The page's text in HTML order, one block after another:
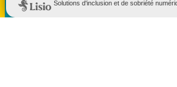
Réservez en ligne